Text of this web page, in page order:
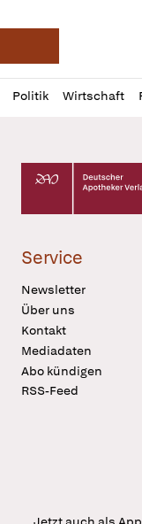
Deutsche
Politik Wirtschaft
Profil
öffnen
Daz
Pur
Deutscher
Service
Newsletter
Über uns
Kontakt
Mediadaten
Abo kündigen
RSS-Feed